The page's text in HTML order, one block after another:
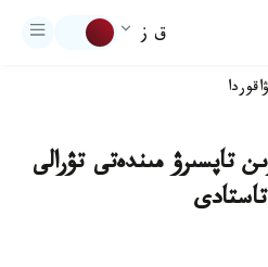
ق ز
اقوردا
تاپسىرۋ مىندەتى تۋرالى